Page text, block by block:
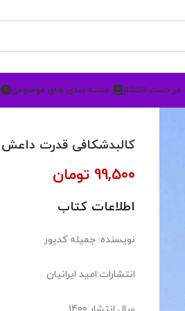
در دست انتشار دسته بندی های موضوعی
کالبدشکافی قدرت داعش
99,500 تومان
اطلاعات کتاب
نویسنده: جمیله کدیور
انتشارات:امید ایرانیان